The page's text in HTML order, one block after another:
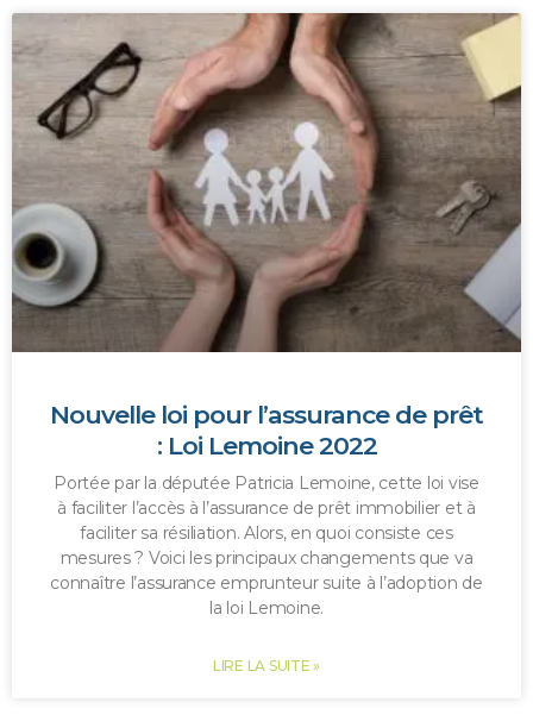
Nouvelle loi pour l’assurance de prêt
: Loi Lemoine 2022
Portée par la députée Patricia Lemoine, cette loi vise
à faciliter l’accès à l’assurance de prêt immobilier et à
faciliter sa résiliation. Alors, en quoi consiste ces
mesures ? Voici les principaux changements que va
connaître l’assurance emprunteur suite à l’adoption de
la loi Lemoine.
LIRE LA SUITE »